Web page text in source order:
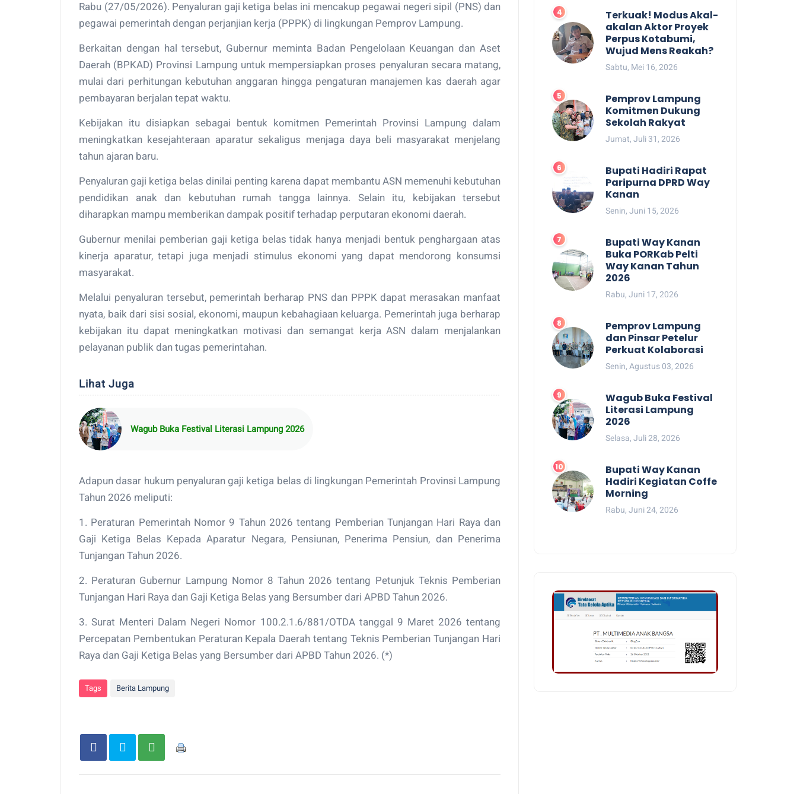
Rabu (27/05/2026). Penyaluran gaji ketiga belas ini mencakup pegawai negeri sipil (PNS) dan
pegawai pemerintah dengan perjanjian kerja (PPPK) di lingkungan Pemprov Lampung.
Berkaitan dengan hal tersebut, Gubernur meminta Badan Pengelolaan Keuangan dan Aset
Daerah (BPKAD) Provinsi Lampung untuk mempersiapkan proses penyaluran secara matang,
mulai dari perhitungan kebutuhan anggaran hingga pengaturan manajemen kas daerah agar
pembayaran berjalan tepat waktu.
Kebijakan itu disiapkan sebagai bentuk komitmen Pemerintah Provinsi Lampung dalam
meningkatkan kesejahteraan aparatur sekaligus menjaga daya beli masyarakat menjelang
tahun ajaran baru.
Penyaluran gaji ketiga belas dinilai penting karena dapat membantu ASN memenuhi kebutuhan
pendidikan anak dan kebutuhan rumah tangga lainnya. Selain itu, kebijakan tersebut
diharapkan mampu memberikan dampak positif terhadap perputaran ekonomi daerah.
Gubernur menilai pemberian gaji ketiga belas tidak hanya menjadi bentuk penghargaan atas
kinerja aparatur, tetapi juga menjadi stimulus ekonomi yang dapat mendorong konsumsi
masyarakat.
Melalui penyaluran tersebut, pemerintah berharap PNS dan PPPK dapat merasakan manfaat
nyata, baik dari sisi sosial, ekonomi, maupun kebahagiaan keluarga. Pemerintah juga berharap
kebijakan itu dapat meningkatkan motivasi dan semangat kerja ASN dalam menjalankan
pelayanan publik dan tugas pemerintahan.
Lihat Juga
Wagub Buka Festival Literasi Lampung 2026
Adapun dasar hukum penyaluran gaji ketiga belas di lingkungan Pemerintah Provinsi Lampung
Tahun 2026 meliputi:
1. Peraturan Pemerintah Nomor 9 Tahun 2026 tentang Pemberian Tunjangan Hari Raya dan
Gaji Ketiga Belas Kepada Aparatur Negara, Pensiunan, Penerima Pensiun, dan Penerima
Tunjangan Tahun 2026.
2. Peraturan Gubernur Lampung Nomor 8 Tahun 2026 tentang Petunjuk Teknis Pemberian
Tunjangan Hari Raya dan Gaji Ketiga Belas yang Bersumber dari APBD Tahun 2026.
3. Surat Menteri Dalam Negeri Nomor 100.2.1.6/881/OTDA tanggal 9 Maret 2026 tentang
Percepatan Pembentukan Peraturan Kepala Daerah tentang Teknis Pemberian Tunjangan Hari
Raya dan Gaji Ketiga Belas yang Bersumber dari APBD Tahun 2026. (*)
Tags Berita Lampung
Terkuak! Modus Akal-
akalan Aktor Proyek
Perpus Kotabumi,
Wujud Mens Reakah?
Sabtu, Mei 16, 2026
Pemprov Lampung
Komitmen Dukung
Sekolah Rakyat
Jumat, Juli 31, 2026
Bupati Hadiri Rapat
Paripurna DPRD Way
Kanan
Senin, Juni 15, 2026
Bupati Way Kanan
Buka PORKab Pelti
Way Kanan Tahun
2026
Rabu, Juni 17, 2026
Pemprov Lampung
dan Pinsar Petelur
Perkuat Kolaborasi
Senin, Agustus 03, 2026
Wagub Buka Festival
Literasi Lampung
2026
Selasa, Juli 28, 2026
Bupati Way Kanan
Hadiri Kegiatan Coffe
Morning
Rabu, Juni 24, 2026